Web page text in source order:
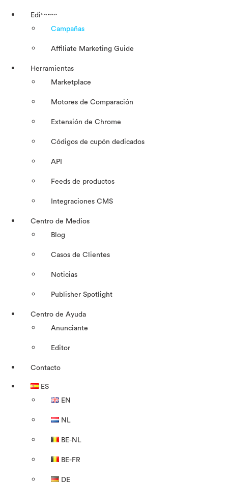
Editores
Campañas
Affiliate Marketing Guide
Herramientas
Marketplace
Motores de Comparación
Extensión de Chrome
Códigos de cupón dedicados
API
Feeds de productos
Integraciones CMS
Centro de Medios
Blog
Casos de Clientes
Noticias
Publisher Spotlight
Centro de Ayuda
Anunciante
Editor
Contacto
ES
EN
NL
BE-NL
BE-FR
DE